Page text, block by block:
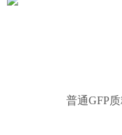
普通GFP